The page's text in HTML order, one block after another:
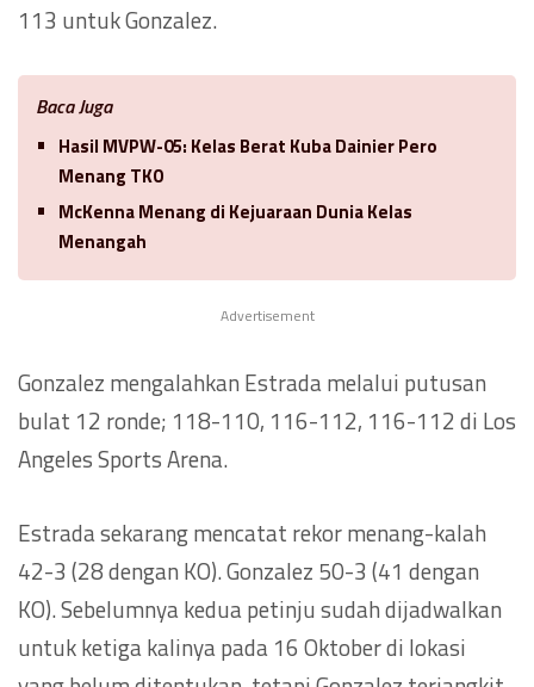
113 untuk Gonzalez.
Baca Juga
Hasil MVPW-05: Kelas Berat Kuba Dainier Pero
Menang TKO
McKenna Menang di Kejuaraan Dunia Kelas
Menangah
Advertisement
Gonzalez mengalahkan Estrada melalui putusan
bulat 12 ronde; 118-110, 116-112, 116-112 di Los
Angeles Sports Arena.
Estrada sekarang mencatat rekor menang-kalah
42-3 (28 dengan KO). Gonzalez 50-3 (41 dengan
KO). Sebelumnya kedua petinju sudah dijadwalkan
untuk ketiga kalinya pada 16 Oktober di lokasi